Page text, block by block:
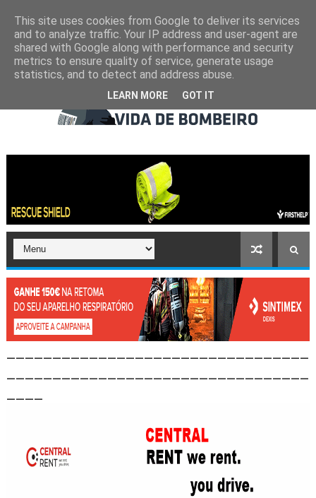
This site uses cookies from Google to deliver its services
and to analyze traffic. Your IP address and user-agent are
shared with Google along with performance and security
metrics to ensure quality of service, generate usage
statistics, and to detect and address abuse.
LEARN MORE GOT IT